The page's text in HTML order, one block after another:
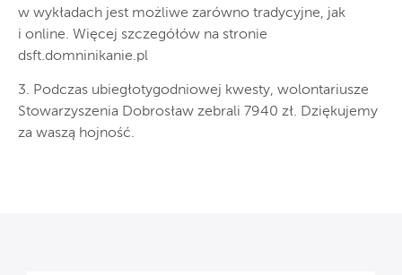
w wykładach jest możliwe zarówno tradycyjne, jak
i online. Więcej szczegółów na stronie
dsft.domninikanie.pl
3. Podczas ubiegłotygodniowej kwesty, wolontariusze
Stowarzyszenia Dobrosław zebrali 7940 zł. Dziękujemy
za waszą hojność.